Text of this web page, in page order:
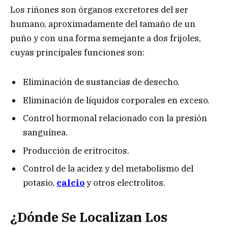
Los riñones son órganos excretores del ser
humano, aproximadamente del tamaño de un
puño y con una forma semejante a dos frijoles,
cuyas principales funciones son:
Eliminación de sustancias de desecho.
Eliminación de líquidos corporales en exceso.
Control hormonal relacionado con la presión
sanguínea.
Producción de eritrocitos.
Control de la acidez y del metabolismo del
potasio, calcioy otros electrolitos.
¿Dónde Se Localizan Los